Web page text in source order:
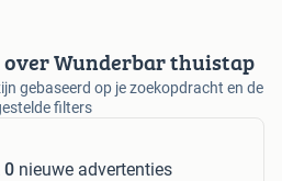
Wunderbar thuistap
gebaseerd op je zoekopdracht en de
filters
0 nieuwe advertenties